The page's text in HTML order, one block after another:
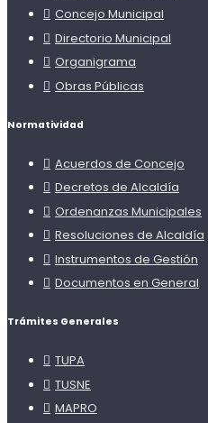
Concejo Municipal
Directorio Municipal
Organigrama
Obras Públicas
Normatividad
Acuerdos de Concejo
Decretos de Alcaldía
Ordenanzas Municipales
Resoluciones de Alcaldía
Instrumentos de Gestión
Documentos en General
Trámites Generales
TUPA
TUSNE
MAPRO